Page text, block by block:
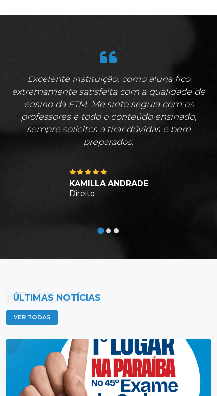
Excelente instituição, como aluna fico
extremamente satisfeita com a qualidade de
ensino da FTM. Me sinto segura com os
professores e todo o conteúdo ensinado,
sempre solícitos a tirar dúvidas e bem
preparados.
KAMILLA ANDRADE
Direito
ÚLTIMAS NOTÍCIAS
NOTÍCIAS
VER TODAS